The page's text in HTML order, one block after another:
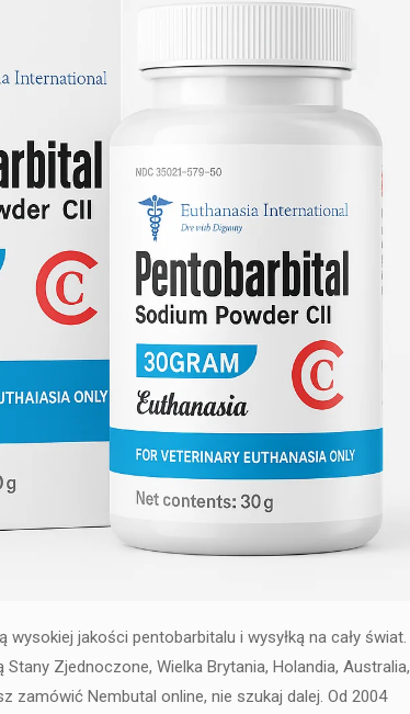
jakości pentobarbitalu i wysyłką na cały świat.
Zjednoczone, Wielka Brytania, Holandia, Australia,
zamówić Nembutal online, nie szukaj dalej. Od 2004